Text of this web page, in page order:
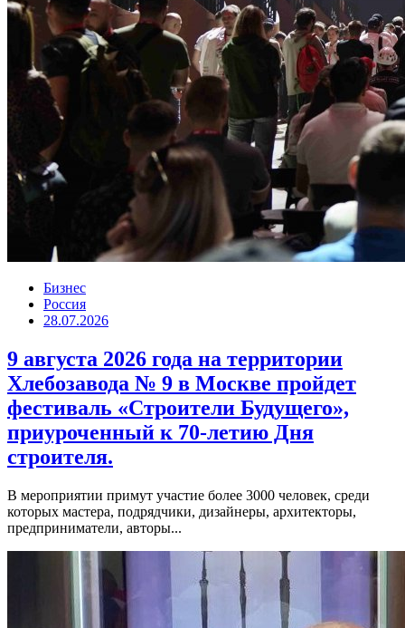
Бизнес
Россия
28.07.2026
9 августа 2026 года на территории
Хлебозавода № 9 в Москве пройдет
фестиваль «Строители Будущего»,
приуроченный к 70-летию Дня
строителя.
В мероприятии примут участие более 3000 человек, среди
которых мастера, подрядчики, дизайнеры, архитекторы,
предприниматели, авторы...